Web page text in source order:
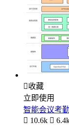
收藏
立即使用
智能会议考
 10.6k 